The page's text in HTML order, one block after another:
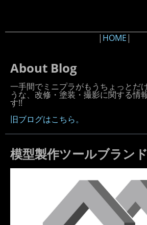
| HOME|
About Blog
一手間でミニプラがもうちょっとだ
うな、改修・塗装・撮影に関する情
す!!
旧ブログはこちら。
模型製作ツールブランド